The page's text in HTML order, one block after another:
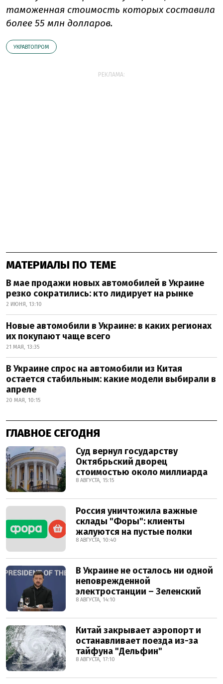
таможенная стоимость которых составила
более 55 млн долларов.
УКРАВТОПРОМ
РЕКЛАМА:
МАТЕРИАЛЫ ПО ТЕМЕ
В мае продажи новых автомобилей в Украине
резко сократились: кто лидирует на рынке
2 ИЮНЯ, 13:10
Новые автомобили в Украине: в каких регионах
их покупают чаще всего
21 МАЯ, 13:35
В Украине спрос на автомобили из Китая
остается стабильным: какие модели выбирали в
апреле
20 МАЯ, 10:15
ГЛАВНОЕ СЕГОДНЯ
Суд вернул государству
Октябрьский дворец
стоимостью около миллиарда
8 АВГУСТА, 15:15
Россия уничтожила важные
склады "Форы": клиенты
жалуются на пустые полки
8 АВГУСТА, 10:40
В Украине не осталось ни одной
неповрежденной
электростанции – Зеленский
8 АВГУСТА, 14:10
Китай закрывает аэропорт и
останавливает поезда из-за
тайфуна "Дельфин"
8 АВГУСТА, 17:10